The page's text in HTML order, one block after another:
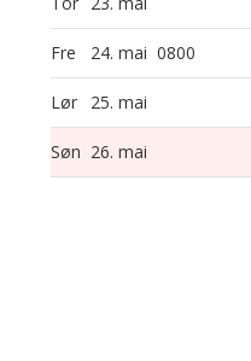
Fre 24. mai 0800
Lør 25. mai
Søn 26. mai